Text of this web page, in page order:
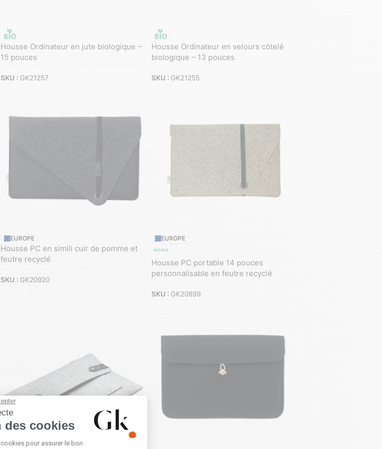
Housse Ordinateur en jute biologique –
15 pouces
SKU : GK21257
Housse Ordinateur en velours côtelé
biologique – 13 pouces
SKU : GK21255
EUROPE
Housse PC en simili cuir de pomme et
feutre recyclé
SKU : GK20920
EUROPE
Housse PC portable 14 pouces
personnalisable en feutre recyclé
SKU : GK20899